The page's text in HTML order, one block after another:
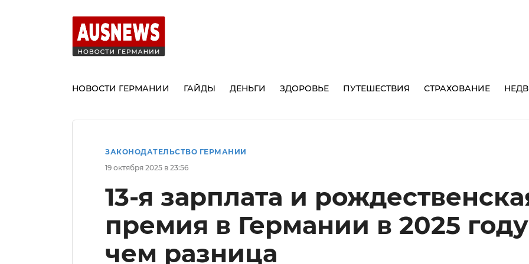
НОВОСТИ ГЕРМАНИИ ГАЙДЫ ДЕНЬГИ ЗДОРОВЬЕ ПУТЕШЕСТВИЯ СТРАХОВАНИЕ
ЗАКОНОДАТЕЛЬСТВО ГЕРМАНИИ
19 октября 2025 в 23:56
13-я зарплата и
премия в Германии в 2025
чем разница